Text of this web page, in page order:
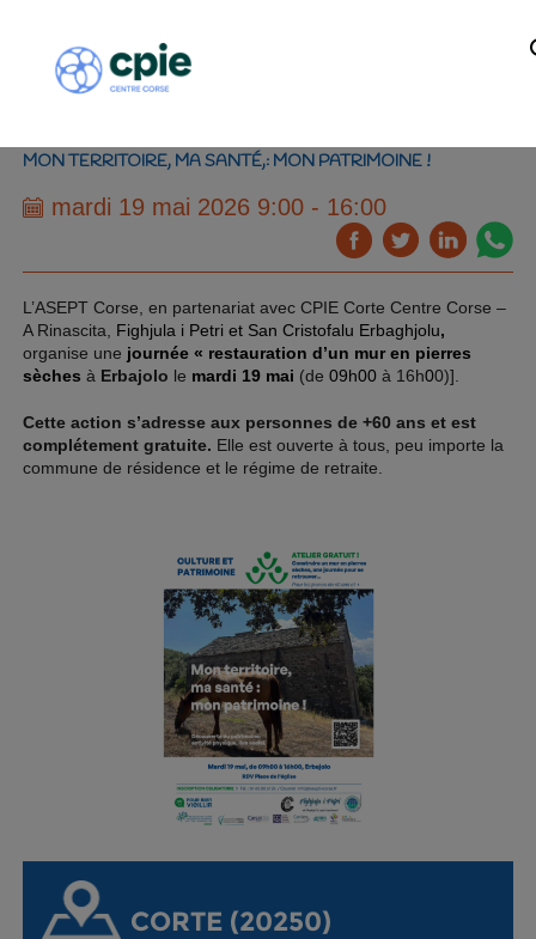
MON TERRITOIRE, MA SANTÉ,: MON PATRIMOINE !
mardi 19 mai 2026 9:00 - 16:00
L’ASEPT Corse, en partenariat avec CPIE Corte Centre Corse –
A Rinascita, Fighjula i Petri et San Cristofalu Erbaghjolu,
organise une journée « restauration d’un mur en pierres
sèches à Erbajolo le mardi 19 mai (de 09h00à 16h00)].
Cette action s’adresse aux personnes de +60 ans et est
complétement gratuite. Elle est ouverte à tous, peu importe la
commune de résidence et le régime de retraite.
CORTE (20250)